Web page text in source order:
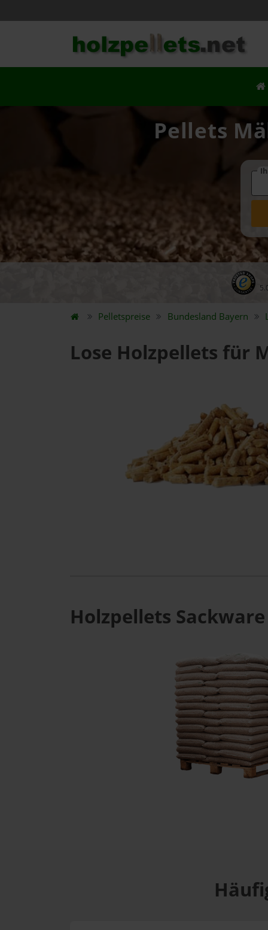
Pellets
Pelletspreise Bundesland Bayern
Lose Holzpellets für
Holzpellets